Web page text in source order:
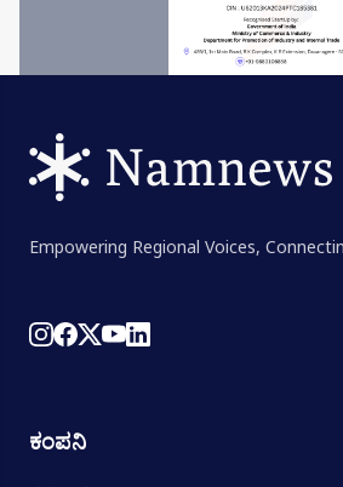
Empowering Regional Voices,
ಕಂಪನಿ